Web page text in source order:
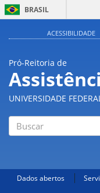
BRASIL
ACESSIBILIDADE
Pró-Reitoria de
UNIVERSIDADE
Dados abertos